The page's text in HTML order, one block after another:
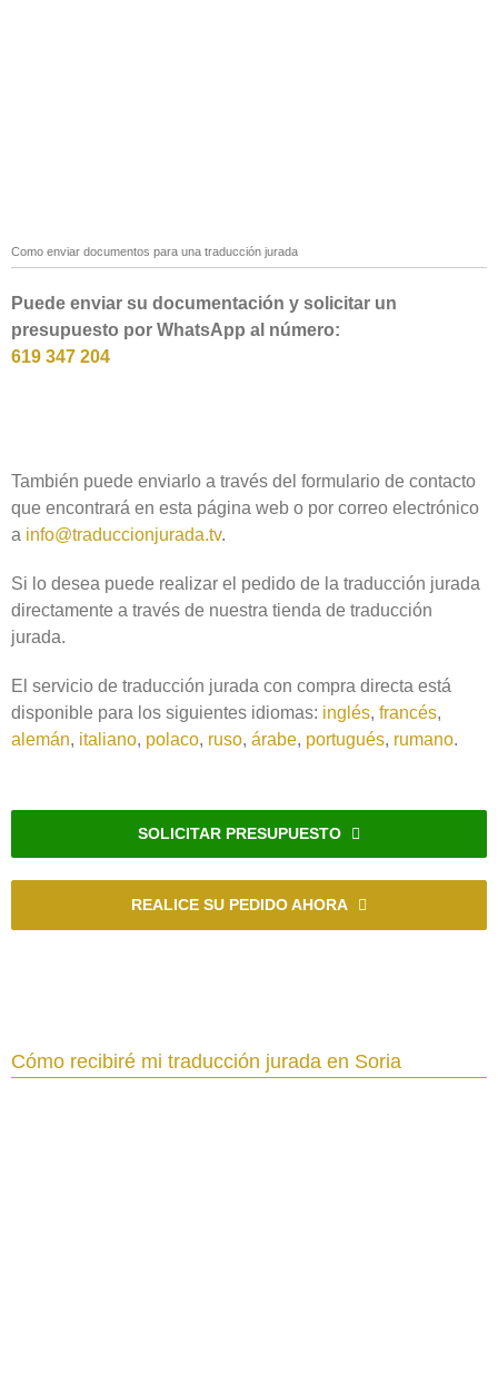
Como enviar documentos para una traducción jurada
Puede enviar su documentación y solicitar un
presupuesto por WhatsApp al número:
619 347 204
También puede enviarlo a través del formulario de contacto
que encontrará en esta página web o por correo electrónico
a info@traduccionjurada.tv.
Si lo desea puede realizar el pedido de la traducción jurada
directamente a través de nuestra tienda de traducción
jurada.
El servicio de traducción jurada con compra directa está
disponible para los siguientes idiomas: inglés, francés,
alemán, italiano, polaco, ruso, árabe, portugués, rumano.
SOLICITAR PRESUPUESTO
REALICE SU PEDIDO AHORA
Cómo recibiré mi traducción jurada en Soria‎